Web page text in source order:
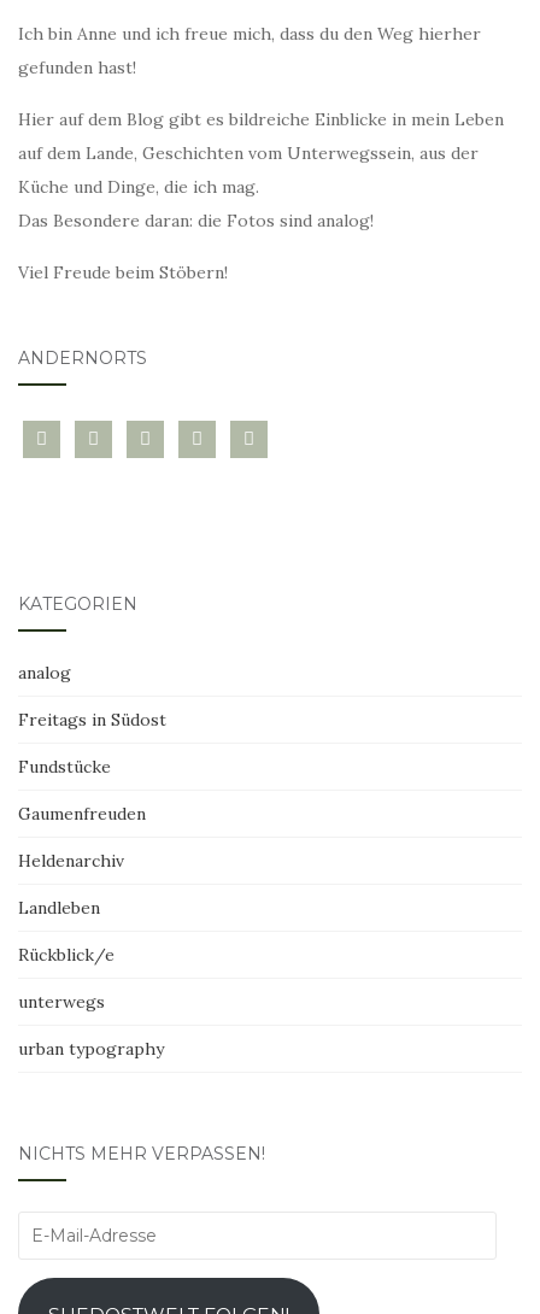
Ich bin Anne und ich freue mich, dass du den Weg hierher
gefunden hast!
Hier auf dem Blog gibt es bildreiche Einblicke in mein Leben
auf dem Lande, Geschichten vom Unterwegssein, aus der
Küche und Dinge, die ich mag.
Das Besondere daran: die Fotos sind analog!
Viel Freude beim Stöbern!
ANDERNORTS
bloglovininstagramtwitter pinterest
mail
KATEGORIEN
analog
Freitags in Südost
Fundstücke
Gaumenfreuden
Heldenarchiv
Landleben
Rückblick/e
unterwegs
urban typography
NICHTS MEHR VERPASSEN!
E-
Adresse